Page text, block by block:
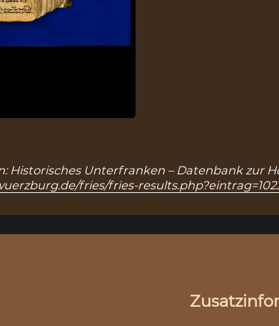
in: Historisches Unterfranken – Datenbank zur
fries/fries-